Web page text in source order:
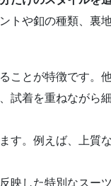
トや釦の種類、裏
ことが特徴です。
試着を重ねながら
す。例えば、上質
映した特別なスー